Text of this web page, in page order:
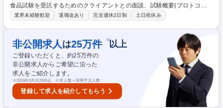
食品試験を受託するためのクライアントとの面談、試験概要(プロトコ
ル)・見積作成業務■試験受託後のクライアントやベンダーとのスケジュー
計画書・同意説明文書等）の作成や申請手続にかかる業務 ■食品試験が倫
理指針や関連法規および試験実施計画書に沿って、正しく実施されている
かどうかを確認するモニタリング業務 ■生活日誌等で、試験参加者が食品
を摂取し遵守事項を守り、体調に変化が無いかを日々確認する業務 ■試験
終了時の各審査委員会への手続きにかかる業務 ■試験結果データの顧客へ
の提供（続きはフリーコメントへ） 募集職種 【食品試験】食品試験モニ
ター経験者歓迎！東証プライム上場クオールHDグループ
業界未経験歓迎 退職金あり 完全週休2日制 土日祝休み
非公開求人 は25万件 ※以上
ご登録いただくと、約25万件の
非公開求人からご希望に沿った
求人をご紹介します。
※2026年3月31日時点 ※求人数＝採用予定人数
登録して求人を紹介してもらう